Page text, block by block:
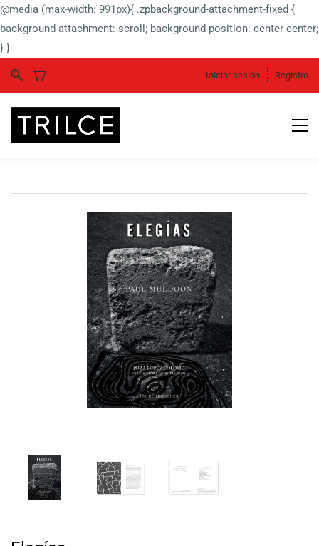
@media (max-width: 991px){ .zpbackground-attachment-fixed {
background-attachment: scroll; background-position: center center;
} }
Iniciar sesión Registro